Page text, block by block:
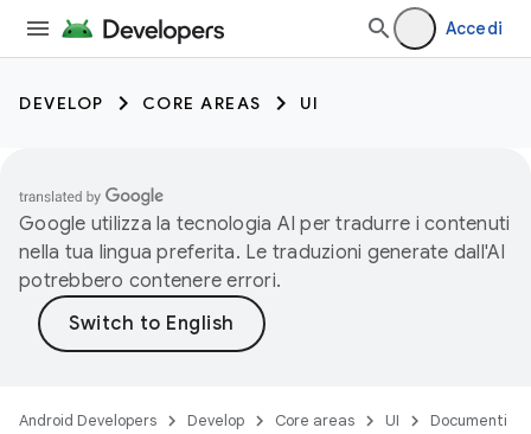
Accedi
DEVELOP CORE AREAS UI
Google utilizza la tecnologia AI per tradurre i contenuti
nella tua lingua preferita. Le traduzioni generate dall'AI
potrebbero contenere errori.
Android Developers Develop Core areas UI Documenti